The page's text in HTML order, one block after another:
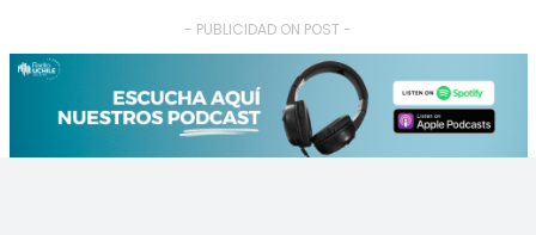
- PUBLICIDAD ON POST -